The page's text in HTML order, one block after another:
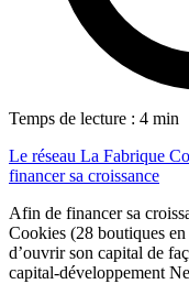
Temps de lecture : 4 min
Le réseau La Fabrique
financer sa croissance
Afin de financer sa
Cookies (28 boutiques
d’ouvrir son capital de
capital-développement